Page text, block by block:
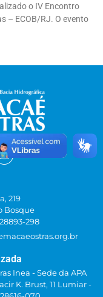
o IV Encontro
– ECOB/RJ. O evento
219
Bosque
298
Inea - Sede da APA
K. Brust, 11 Lumiar -